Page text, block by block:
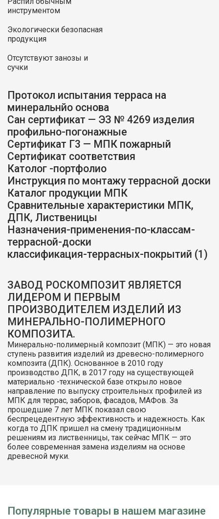
инструментом
Экологически безопасная
продукция
Отсутствуют занозы и
сучки
Протокол испытания терраса на
минеральнйо основа
Сан сертификат — ЭЗ № 4269 изделия
профильно-погонажные
Сертификат Г3 — МПК пожарный
Сертификат соответствия
Католог -портфолио
Инструкция по монтажу террасной доски
Каталог продукции МПК
Сравнительные характеристики МПК,
ДПК, Лиственицы
Назначения-применения-по-классам-
террасной-доски
классификация-террасных-покрытий (1)
ЗАВОД РОСКОМПОЗИТ ЯВЛЯЕТСЯ
ЛИДЕРОМ И ПЕРВЫМ
ПРОИЗВОДИТЕЛЕМ ИЗДЕЛИЙ ИЗ
МИНЕРАЛЬНО-ПОЛИМЕРНОГО
КОМПОЗИТА.
Минерально-полимерный композит (МПК) — это новая
ступень развития изделий из древесно-полимерного
композита (ДПК). Основанное в 2010 году
производство ДПК, в 2017 году на существующей
материально -технической базе открыло новое
направление по выпуску строительных профилей из
МПК для террас, заборов, фасадов, МАФов. За
прошедшие 7 лет МПК показал свою
беспрецедентную эффективность и надежность. Как
когда то ДПК пришел на смену традиционным
решениям из лиственницы, так сейчас МПК — это
более современная замена изделиям на основе
древесной муки.
Популярные товары в нашем магазине